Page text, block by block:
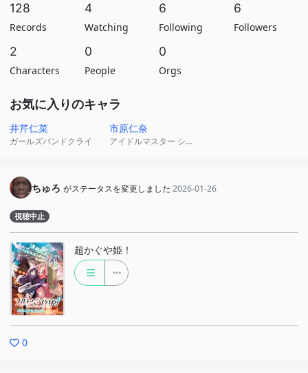
128
Records
4
Watching
6
Following
6
Followers
2
Characters
0
People
0
Orgs
お気に入りのキャラ
井芹仁菜
ガールズバンドクライ
市原仁奈
アイドルマスター シンデレラガールズ
ちゅろ がステータスを変更しました 2026-01-26
視聴中止
超かぐや姫！
0